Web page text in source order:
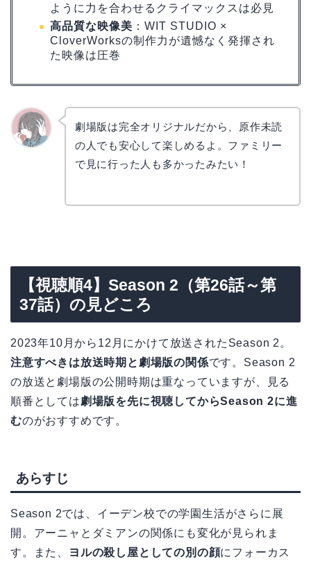
ように力を合わせるクライマックスは必見
高品質な映像美 ：WIT STUDIO ×
CloverWorksの制作力が遺憾なく発揮され
た映像は圧巻
劇場版は完全オリジナルだから、原作未読
の人でも安心して楽しめるよ。ファミリー
で見に行った人も多かったみたい！
【視聴順4】Season 2（第26話～第
37話）の見どころ
2023年10月から12月にかけて放送されたSeason 2。
注意すべきは放送時期と劇場版の関係です。Season 2
の放送と劇場版の公開時期は重なっていますが、見る
順番としては劇場版を先に視聴してからSeason 2に進
むのがおすすめです。
あらすじ
Season 2では、イーデン校での学園生活がさらに展
開。アーニャとダミアンの関係にも変化が見られま
す。また、
ヨルの殺し屋としての別の顔にフォーカス